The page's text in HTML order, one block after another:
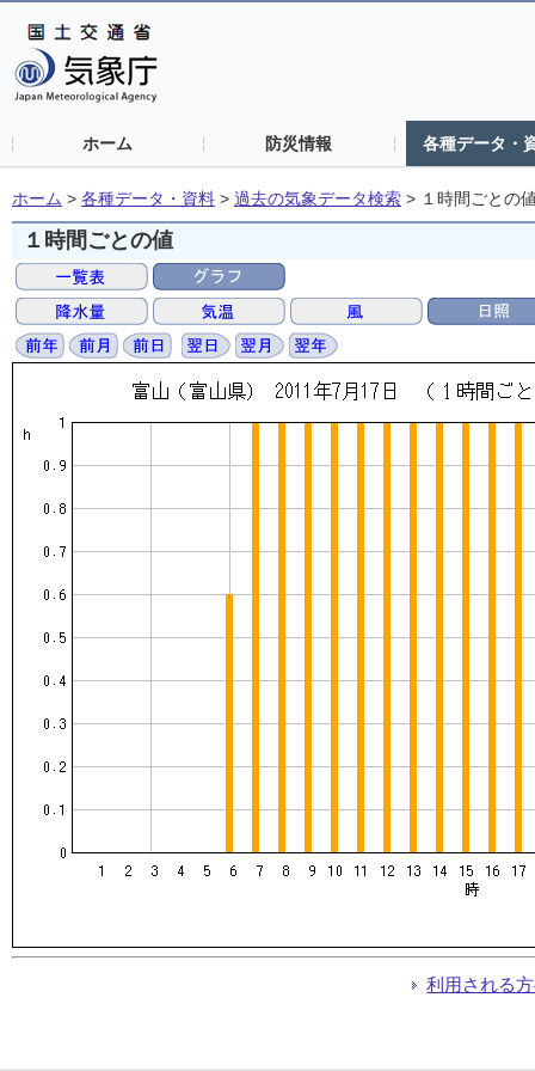
ホーム 防災情報 各種データ・
ホーム > 各種データ・資料 > 過去の気象データ検索 > １時間ごとの
１時間ごとの値
利用される